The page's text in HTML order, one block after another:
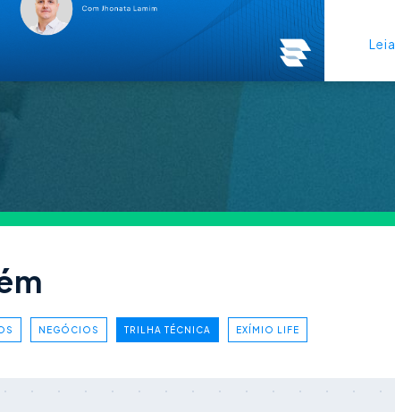
NEGÓCIOS TRILHA TÉCNICA EXÍMIO LIFE